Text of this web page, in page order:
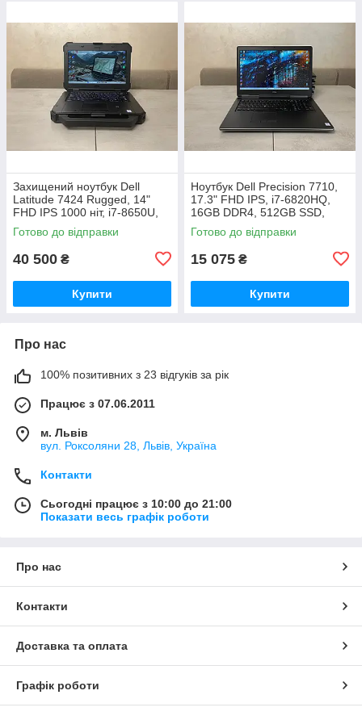
Захищений ноутбук Dell
Latitude 7424 Rugged, 14"
FHD IPS 1000 ніт, i7-8650U,
16GB, 1TB SSD, AMD Radeon
RX 540 4GB, стилус, 4G LTE
Готово до відправки
40 500 ₴
Купити
Ноутбук Dell Precision 7710,
17.3" FHD IPS, i7-6820HQ,
16GB DDR4, 512GB SSD,
AMD Radeon R9 M375X 2GB
GDDR5
Готово до відправки
15 075 ₴
Купити
Про нас
100% позитивних з 23 відгуків за рік
Працює з 07.06.2011
м. Львів
вул. Роксоляни 28, Львів, Україна
Контакти
Сьогодні працює з 10:00 до 21:00
Показати весь графік роботи
Про нас
Контакти
Доставка та оплата
Графік роботи